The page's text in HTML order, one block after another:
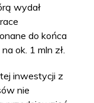
wydał
do końca
ok. 1 mln zł.
inwestycji z
nie